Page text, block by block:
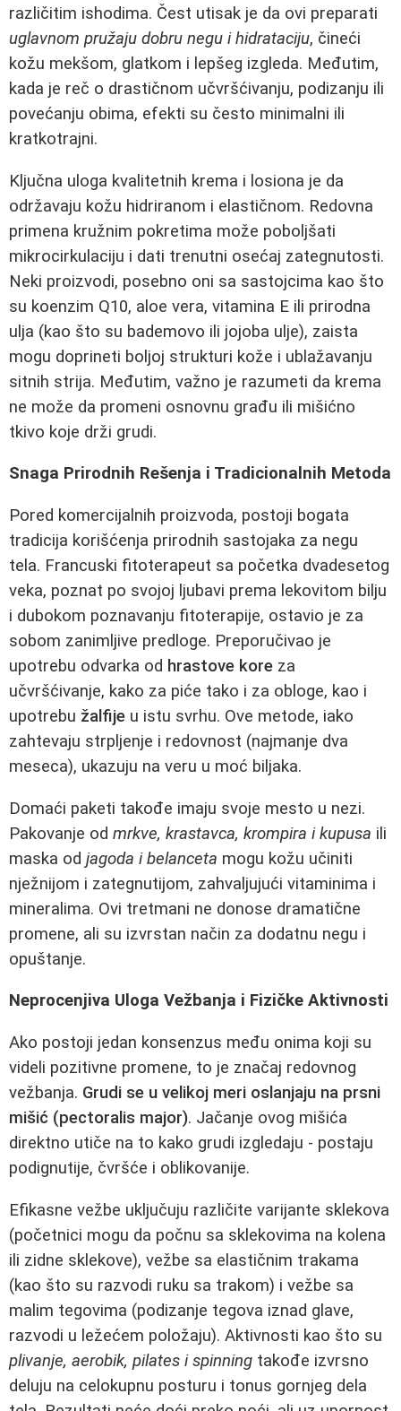
različitim ishodima. Čest utisak je da ovi preparati
uglavnom pružaju dobru negu i hidrataciju, čineći
kožu mekšom, glatkom i lepšeg izgleda. Međutim,
kada je reč o drastičnom učvršćivanju, podizanju ili
povećanju obima, efekti su često minimalni ili
kratkotrajni.
Ključna uloga kvalitetnih krema i losiona je da
održavaju kožu hidriranom i elastičnom. Redovna
primena kružnim pokretima može poboljšati
mikrocirkulaciju i dati trenutni osećaj zategnutosti.
Neki proizvodi, posebno oni sa sastojcima kao što
su koenzim Q10, aloe vera, vitamina E ili prirodna
ulja (kao što su bademovo ili jojoba ulje), zaista
mogu doprineti boljoj strukturi kože i ublažavanju
sitnih strija. Međutim, važno je razumeti da krema
ne može da promeni osnovnu građu ili mišićno
tkivo koje drži grudi.
Snaga Prirodnih Rešenja i Tradicionalnih Metoda
Pored komercijalnih proizvoda, postoji bogata
tradicija korišćenja prirodnih sastojaka za negu
tela. Francuski fitoterapeut sa početka dvadesetog
veka, poznat po svojoj ljubavi prema lekovitom bilju
i dubokom poznavanju fitoterapije, ostavio je za
sobom zanimljive predloge. Preporučivao je
upotrebu odvarka od hrastove kore za
učvršćivanje, kako za piće tako i za obloge, kao i
upotrebu žalfije u istu svrhu. Ove metode, iako
zahtevaju strpljenje i redovnost (najmanje dva
meseca), ukazuju na veru u moć biljaka.
Domaći paketi takođe imaju svoje mesto u nezi.
Pakovanje od mrkve, krastavca, krompira i kupusa ili
maska od jagoda i belanceta mogu kožu učiniti
nježnijom i zategnutijom, zahvaljujući vitaminima i
mineralima. Ovi tretmani ne donose dramatične
promene, ali su izvrstan način za dodatnu negu i
opuštanje.
Neprocenjiva Uloga Vežbanja i Fizičke Aktivnosti
Ako postoji jedan konsenzus među onima koji su
videli pozitivne promene, to je značaj redovnog
vežbanja. Grudi se u velikoj meri oslanjaju na prsni
mišić (pectoralis major). Jačanje ovog mišića
direktno utiče na to kako grudi izgledaju - postaju
podignutije, čvršće i oblikovanije.
Efikasne vežbe uključuju različite varijante sklekova
(početnici mogu da počnu sa sklekovima na kolena
ili zidne sklekove), vežbe sa elastičnim trakama
(kao što su razvodi ruku sa trakom) i vežbe sa
malim tegovima (podizanje tegova iznad glave,
razvodi u ležećem položaju). Aktivnosti kao što su
plivanje, aerobik, pilates i spinning takođe izvrsno
deluju na celokupnu posturu i tonus gornjeg dela